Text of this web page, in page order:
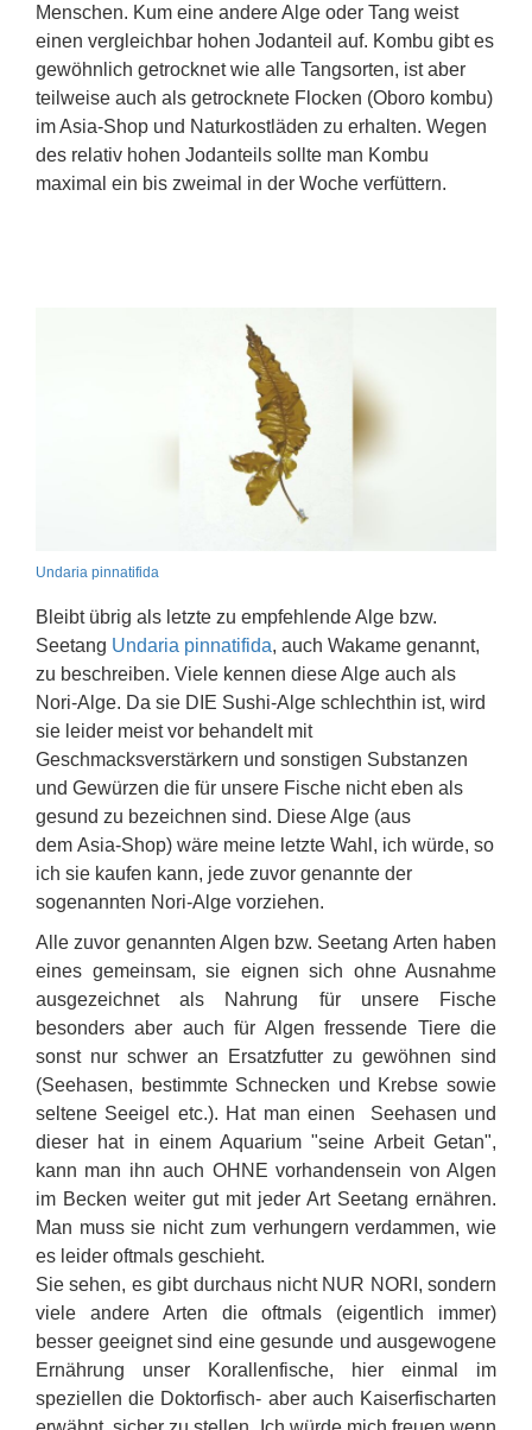
Menschen. Kum eine andere Alge oder Tang weist
einen vergleichbar hohen Jodanteil auf. Kombu gibt es
gewöhnlich getrocknet wie alle Tangsorten, ist aber
teilweise auch als getrocknete Flocken (Oboro kombu)
im Asia-Shop und Naturkostläden zu erhalten. Wegen
des relativ hohen Jodanteils sollte man Kombu
maximal ein bis zweimal in der Woche verfüttern.
Undaria pinnatifida
Bleibt übrig als letzte zu empfehlende Alge bzw.
Seetang Undaria pinnatifida, auch Wakame genannt,
zu beschreiben. Viele kennen diese Alge auch als
Nori-Alge. Da sie DIE Sushi-Alge schlechthin ist, wird
sie leider meist vor behandelt mit
Geschmacksverstärkern und sonstigen Substanzen
und Gewürzen die für unsere Fische nicht eben als
gesund zu bezeichnen sind. Diese Alge (aus
dem Asia-Shop) wäre meine letzte Wahl, ich würde, so
ich sie kaufen kann, jede zuvor genannte der
sogenannten Nori-Alge vorziehen.
Alle zuvor genannten Algen bzw. Seetang Arten haben
eines gemeinsam, sie eignen sich ohne Ausnahme
ausgezeichnet als Nahrung für unsere Fische
besonders aber auch für Algen fressende Tiere die
sonst nur schwer an Ersatzfutter zu gewöhnen sind
(Seehasen, bestimmte Schnecken und Krebse sowie
seltene Seeigel etc.). Hat man einen Seehasen und
dieser hat in einem Aquarium "seine Arbeit Getan",
kann man ihn auch OHNE vorhandensein von Algen
im Becken weiter gut mit jeder Art Seetang ernähren.
Man muss sie nicht zum verhungern verdammen, wie
es leider oftmals geschieht.
Sie sehen, es gibt durchaus nicht NUR NORI, sondern
viele andere Arten die oftmals (eigentlich immer)
besser geeignet sind eine gesunde und ausgewogene
Ernährung unser Korallenfische, hier einmal im
speziellen die Doktorfisch- aber auch Kaiserfischarten